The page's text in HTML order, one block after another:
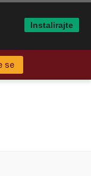
se
Instalirajte